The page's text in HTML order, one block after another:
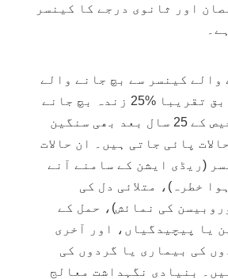
اور ثانوی درجے کا کینسر
والے کینسر سے بچ جانے والے
مطالعہ کے مطابق تقریبا %25 زندہ بچ جانے
والوں میں تشخیص کے 25 سال بعد بھی سنگین
پائی جاتی ہیں۔ ان حالات
(ریڈی ایشن کے سامنے آنے
خطرہ)، متلائی دل کی
کی نمائش)، حمل کے
یا پیچیدگیاں، اور آخری
کی بیماری یا گردوں کی
بنیادی نگہداشت معالج